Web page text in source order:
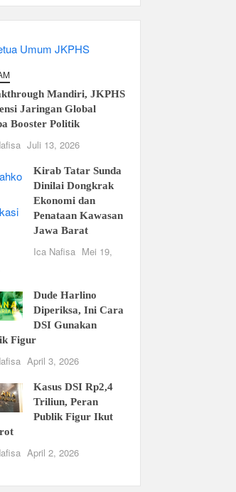
Mandiri, JKPHS
Jaringan Global
Booster Politik
Juli 13, 2026
Kirab Tatar Sunda
Dinilai Dongkrak
Ekonomi dan
Penataan Kawasan
Jawa Barat
Ica Nafisa Mei 19,
Dude Harlino
Diperiksa, Ini Cara
DSI Gunakan
Figur
April 3, 2026
Kasus DSI Rp2,4
Triliun, Peran
Publik Figur Ikut
April 2, 2026